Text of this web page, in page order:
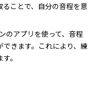
ことで、自分の音程を意
のアプリを使って、音程
きます。これにより、練
。